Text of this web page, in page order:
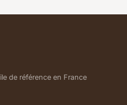
de référence en France